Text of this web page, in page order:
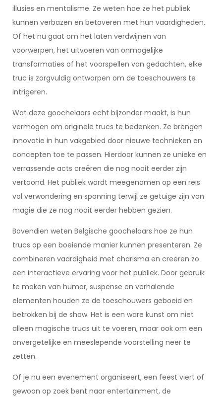
illusies en mentalisme. Ze weten hoe ze het publiek
kunnen verbazen en betoveren met hun vaardigheden.
Of het nu gaat om het laten verdwijnen van
voorwerpen, het uitvoeren van onmogelijke
transformaties of het voorspellen van gedachten, elke
truc is zorgvuldig ontworpen om de toeschouwers te
intrigeren.
Wat deze goochelaars echt bijzonder maakt, is hun
vermogen om originele trucs te bedenken. Ze brengen
innovatie in hun vakgebied door nieuwe technieken en
concepten toe te passen. Hierdoor kunnen ze unieke en
verrassende acts creëren die nog nooit eerder zijn
vertoond. Het publiek wordt meegenomen op een reis
vol verwondering en spanning terwijl ze getuige zijn van
magie die ze nog nooit eerder hebben gezien.
Bovendien weten Belgische goochelaars hoe ze hun
trucs op een boeiende manier kunnen presenteren. Ze
combineren vaardigheid met charisma en creëren zo
een interactieve ervaring voor het publiek. Door gebruik
te maken van humor, suspense en verhalende
elementen houden ze de toeschouwers geboeid en
betrokken bij de show. Het is een ware kunst om niet
alleen magische trucs uit te voeren, maar ook om een
onvergetelijke en meeslepende voorstelling neer te
zetten.
Of je nu een evenement organiseert, een feest viert of
gewoon op zoek bent naar entertainment, de